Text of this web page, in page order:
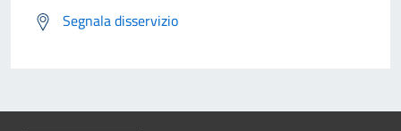
Segnala disservizio